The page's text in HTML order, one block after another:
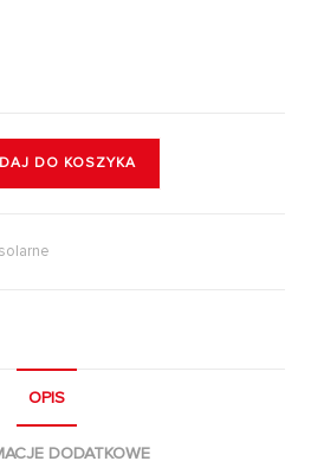
DO KOSZYKA
OPIS
DODATKOWE